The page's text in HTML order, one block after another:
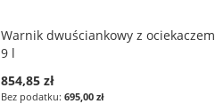
Warnik dwuściankowy z ociekaczem
9 l
854,85 zł
695,00 zł